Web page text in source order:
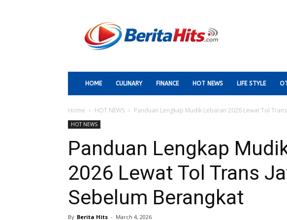
Paling
Hits
HOME CULINARY FINANCE HOT NEWS LIFE STYLE
Home HOT NEWS Panduan Lengkap Mudik Lebaran 2026 Lewat Tol
HOT NEWS
Panduan Lengkap
2026 Lewat Tol Trans
Sebelum Berangkat
By Berita Hits - March 4, 2026